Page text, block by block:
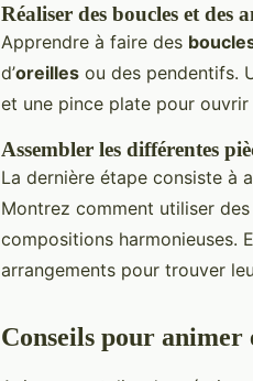
Réaliser des boucles et des
Apprendre à faire des
d’oreilles ou des pendentifs.
et une pince plate pour
Assembler les différentes
La dernière étape consiste à
Montrez comment utiliser des
compositions harmonieuses.
arrangements pour trouver
Conseils pour